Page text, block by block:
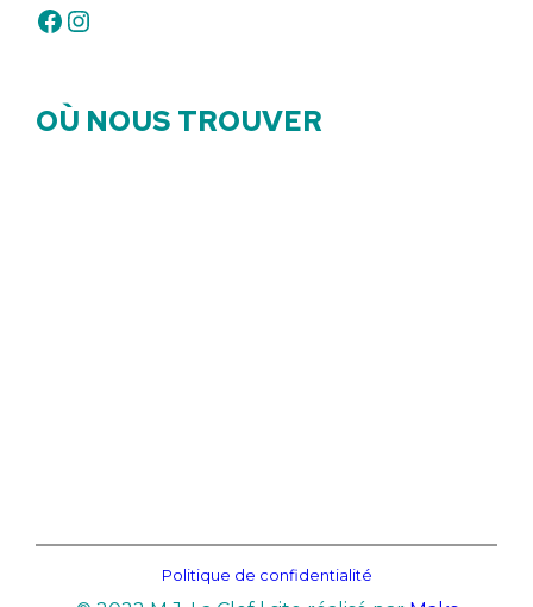
Facebook Instagram
OÙ NOUS TROUVER
Politique de confidentialité